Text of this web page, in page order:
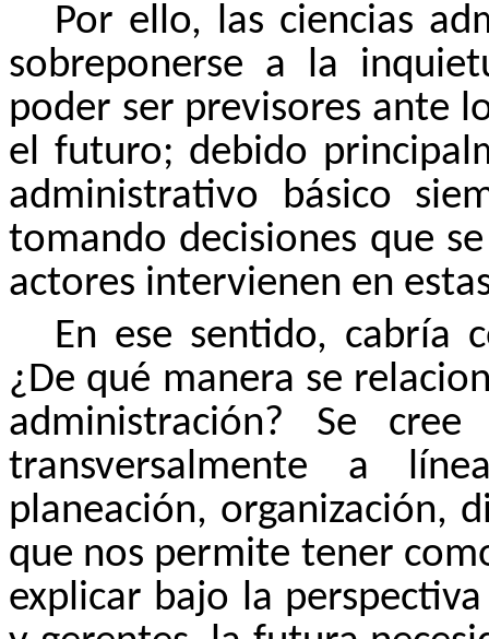
Por ello, las ciencias
sobreponerse a la
poder ser previsores ante
el futuro; debido
administrativo básico
tomando decisiones que
actores intervienen en
En ese sentido, cabría
¿De qué manera se
administración? Se
transversalmente a
planeación, organización,
que nos permite tener
explicar bajo la